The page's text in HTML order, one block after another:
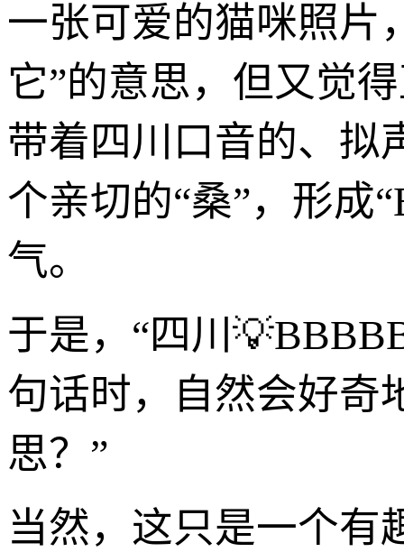
一张可爱的猫咪照片
它”的意思，但又觉
带着四川口音的、拟
个亲切的“桑”，形成
气。
于是，“四川
句话时，自然会好奇
思？”
当然，这只是一个有